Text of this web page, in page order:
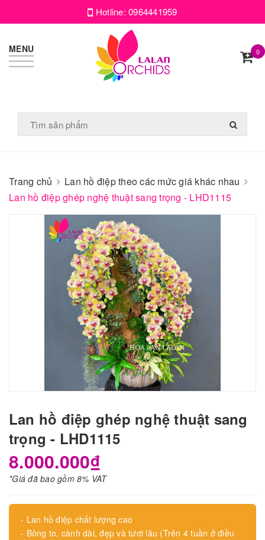
Hotline:0964441959
MENU 0
Trang chủ
Lan hồ điệp theo các mức giá khác nhau
Lan hồ điệp ghép nghệ thuật sang trọng - LHD1115
Lan hồ điệp ghép nghệ thuật sang
trọng - LHD1115
8.000.000₫
*Giá đã bao gồm 8% VAT
- Lan hồ điệp chất lượng cao
- Bông to, cành dài, đẹp và tươi lâu (Trên 4 tuần ở điều